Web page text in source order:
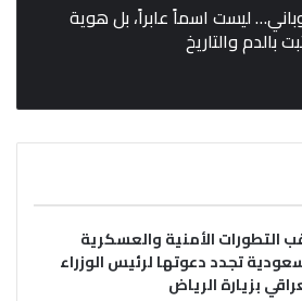
ليست اسماً عابراً، بل هوية
بالدم والتاريخ
التطورات الأمنية والعسكرية
تجدد دعوتها لرئيس الوزراء
بزيارة الرياض